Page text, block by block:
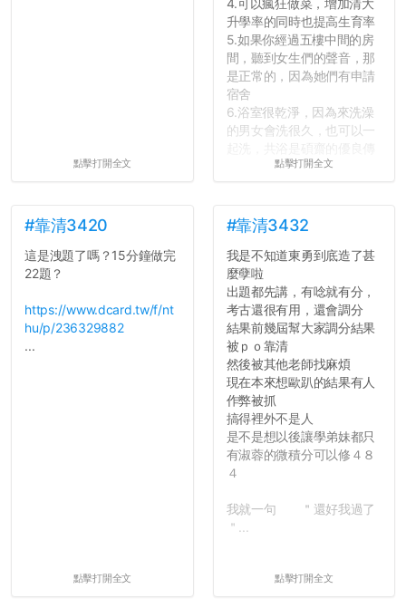
點擊打開全文
升學率的同時也提高生育率
5.如果你經過五樓中間的房
間，聽到女生們的聲音，那
是正常的，因為她們有申請
宿舍
6.浴室很乾淨，因為來洗澡
的男女會洗很久，也可以一
舍房間，都歡迎留言讓我知
道...
點擊打開全文
#靠清3420
這是洩題了嗎？15分鐘做完
22題？
https://www.dcard.tw/f/nt
hu/p/236329882
...
點擊打開全文
#靠清3432
我是不知道東勇到底造了甚
麼孽啦
出題都先講，有唸就有分，
考古還很有用，還會調分
結果前幾屆幫大家調分結果
被ｐｏ靠清
然後被其他老師找麻煩
現在本來想歐趴的結果有人
作弊被抓
搞得裡外不是人
是不是想以後讓學弟妹都只
有淑蓉的微積分可以修４８
４
我就一句 ＂還好我過了
＂...
點擊打開全文